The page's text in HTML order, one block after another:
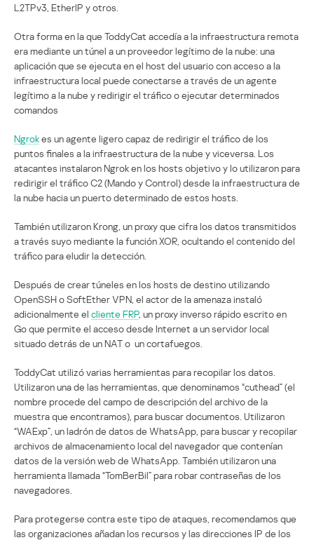
L2TPv3, EtherIP y otros.
Otra forma en la que ToddyCat accedía a la infraestructura remota
era mediante un túnel a un proveedor legítimo de la nube: una
aplicación que se ejecuta en el host del usuario con acceso a la
infraestructura local puede conectarse a través de un agente
legítimo a la nube y redirigir el tráfico o ejecutar determinados
comandos
Ngrokes un agente ligero capaz de redirigir el tráfico de los
puntos finales a la infraestructura de la nube y viceversa. Los
atacantes instalaron Ngrok en los hosts objetivo y lo utilizaron para
redirigir el tráfico C2 (Mando y Control) desde la infraestructura de
la nube hacia un puerto determinado de estos hosts.
También utilizaron Krong, un proxy que cifra los datos transmitidos
a través suyo mediante la función XOR, ocultando el contenido del
tráfico para eludir la detección.
Después de crear túneles en los hosts de destino utilizando
OpenSSH o SoftEther VPN, el actor de la amenaza instaló
adicionalmente el cliente FRP, un proxy inverso rápido escrito en
Go que permite el acceso desde Internet a un servidor local
situado detrás de un NAT o un cortafuegos.
ToddyCat utilizó varias herramientas para recopilar los datos.
Utilizaron una de las herramientas, que denominamos “cuthead” (el
nombre procede del campo de descripción del archivo de la
muestra que encontramos), para buscar documentos. Utilizaron
“WAExp”, un ladrón de datos de WhatsApp, para buscar y recopilar
archivos de almacenamiento local del navegador que contenían
datos de la versión web de WhatsApp. También utilizaron una
herramienta llamada “TomBerBil” para robar contraseñas de los
navegadores.
Para protegerse contra este tipo de ataques, recomendamos que
las organizaciones añadan los recursos y las direcciones IP de los